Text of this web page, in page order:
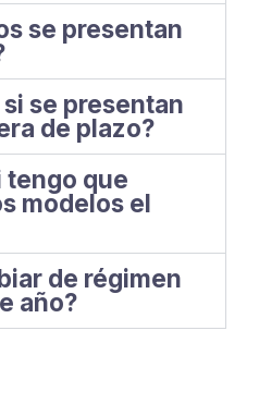
se presentan
se presentan
de plazo?
tengo que
modelos el
de régimen
año?